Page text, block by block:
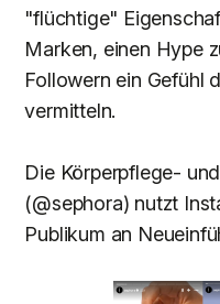
"flüchtige"
Marken, einen Hype
Followern ein Gefühl
vermitteln.
Die Körperpflege-
(@sephora) nutzt
Publikum an